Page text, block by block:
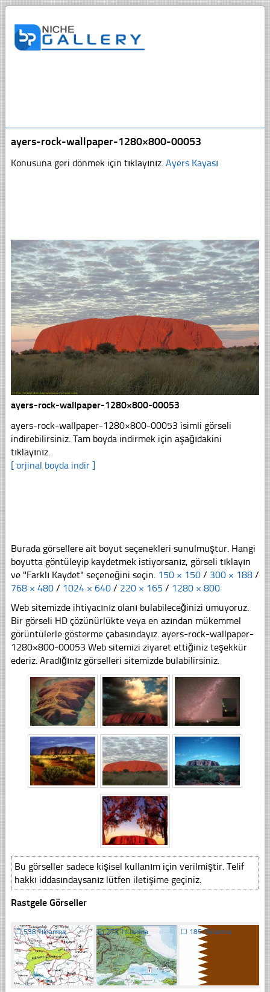
ayers-rock-wallpaper-1280×800-00053
Konusuna geri dönmek için tıklayınız. Ayers Kayası
ayers-rock-wallpaper-1280×800-00053
ayers-rock-wallpaper-1280×800-00053 isimli görseli
indirebilirsiniz. Tam boyda indirmek için aşağıdakini
tıklayınız.
[ orjinal boyda indir ]
Burada görsellere ait boyut seçenekleri sunulmuştur. Hangi
boyutta göntüleyip kaydetmek istiyorsanız, görseli tıklayın
ve "Farklı Kaydet" seçeneğini seçin. 150 × 150 / 300 × 188 /
768 × 480 / 1024 × 640 / 220 × 165 / 1280 × 800
Web sitemizde ihtiyacınız olanı bulabileceğinizi umuyoruz.
Bir görseli HD çözünürlükte veya en azından mükemmel
görüntülerle gösterme çabasındayız. ayers-rock-wallpaper-
1280×800-00053 Web sitemizi ziyaret ettiğiniz teşekkür
ederiz. Aradığınız görselleri sitemizde bulabilirsiniz.
Bu görseller sadece kişisel kullanım için verilmiştir. Telif
hakkı iddasındaysanız lütfen iletişime geçiniz.
Rastgele Görseller
☐538 Tıklanma ☐273 Tıklanma ☐ 185 Tıklanma